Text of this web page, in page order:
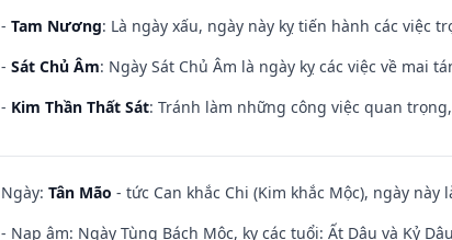
- Tam Nương: Là ngày xấu, ngày này kỵ tiến hành các việc
- Sát Chủ Âm: Ngày Sát Chủ Âm là ngày kỵ các việc về mai
- Kim Thần Thất Sát: Tránh làm những công việc quan
Ngày: Tân Mão - tức Can khắc Chi (Kim khắc Mộc), ngày
- Nạp âm: Ngày Tùng Bách Mộc, kỵ các tuổi: Ất Dậu và Kỷ